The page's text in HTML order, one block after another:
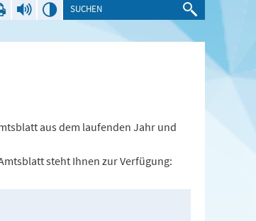
aus dem laufenden Jahr und
steht Ihnen zur Verfügung: